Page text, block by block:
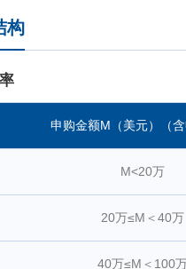
原材料、消费板块受内需修复
同期恒生指数。
恒生中国企业指数对香港上市
定期调整，指数的新经济属性
本报告期为本基金的正常运作
截至报告期末，本基金A类基
10.66%；C类基金份额净值为
踪误差0.61%，在合同规定的目
构
申购金额M（美元）（含
M<20万
20万≤M＜40万
40万≤M＜100